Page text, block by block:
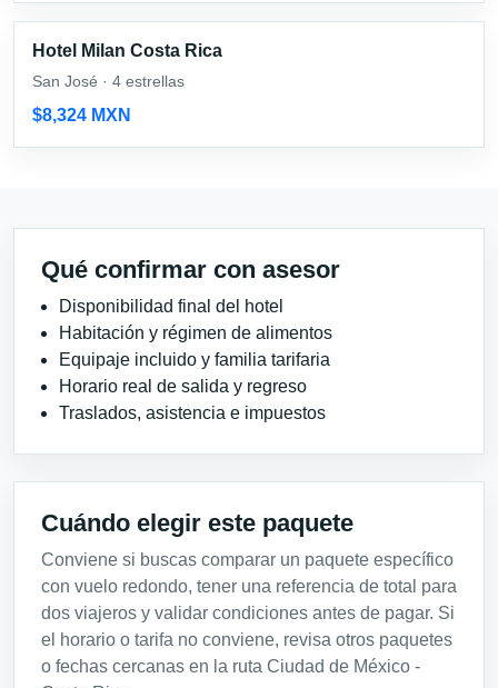
Hotel Milan Costa Rica
San José · 4 estrellas
$8,324 MXN
Qué confirmar con asesor
Disponibilidad final del hotel
Habitación y régimen de alimentos
Equipaje incluido y familia tarifaria
Horario real de salida y regreso
Traslados, asistencia e impuestos
Cuándo elegir este paquete
Conviene si buscas comparar un paquete específico
con vuelo redondo, tener una referencia de total para
dos viajeros y validar condiciones antes de pagar. Si
el horario o tarifa no conviene, revisa otros paquetes
o fechas cercanas en la ruta Ciudad de México -